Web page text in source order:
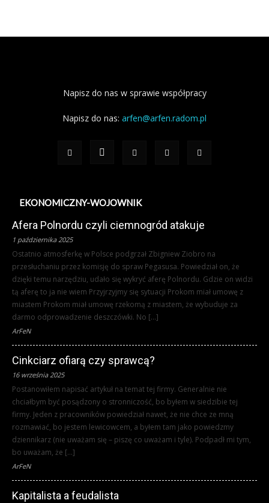
Napisz do nas w sprawie współpracy
Napisz do nas: arfen@arfen.radom.pl
EKONOMICZNY-WOJOWNIK
Afera Polnordu czyli ciemnogród atakuje
1 października 2025
Ostatnio atmosferkę w Polsce podgrzał Zbigniew Ziobro na
przesłuchaniu przez komisję do spraw Pegasusa. Powiedział on, że
dzięki temu narzędziu, udało się wykryć aferę Polnordu. Gdzie on widzi
tą aferę to ja nie wiem Przyjrzyjmy się sytuacji Prokom miał umowę z
miastem Prokom miał umowę rzekomą z miastem, że wybuduje za
darmo odprowadzenie deszczówki. No […]
ArFeN
Cinkciarz ofiarą czy sprawcą?
16 września 2025
Postanowiłem napisać artykuł na temat tej firmy. Generalnie nie
chciałbym być posądzony o stronniczość, bo byłem w siedzibie tej
firmy. Jeden z pracowników powiedział nawet, że nie chce ze mną
rozmawiać, bo jestem lewicowcem, a byłem tam jako powiedzmy
dziennikarz (nie uważam się – piszę co uważam i tyle). Podpadł mi tym,
bo uważam, że […]
ArFeN
Kapitalista a feudalista